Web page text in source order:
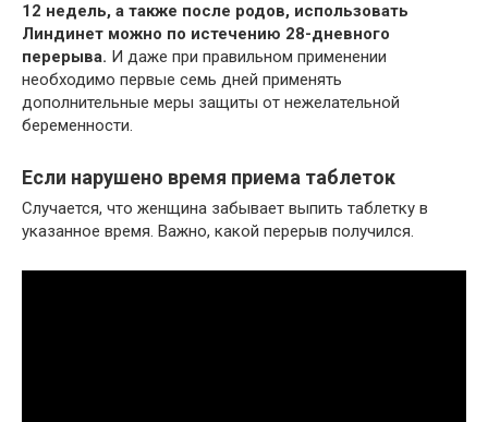
12 недель, а также после родов, использовать
Линдинет можно по истечению 28-дневного
перерыва. И даже при правильном применении
необходимо первые семь дней применять
дополнительные меры защиты от нежелательной
беременности.
Если нарушено время приема таблеток
Случается, что женщина забывает выпить таблетку в
указанное время. Важно, какой перерыв получился.